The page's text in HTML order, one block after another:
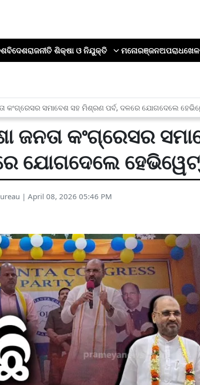
ବିଦେଶରାଜନୀତି ଶିକ୍ଷା ଓ ନିଯୁକ୍ତି ମନୋରଞ୍ଜନଅପରାଧଖେଳ
କଂଗ୍ରେସର ସମାବେଶ ସହ ମିଶ୍ରଣ ପର୍ବ, ଦଳରେ ଯୋଗଦେଲେ
ଜନତା କଂଗ୍ରେସର
ଯୋଗଦେଲେ ହେଭିୱେଟ୍
| April 08, 2026 05:46 PM